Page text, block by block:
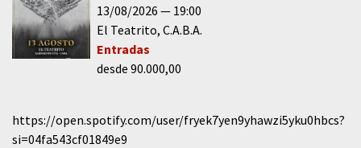
13/08/2026
19:00
El Teatrito C.A.B.A.
Entradas
desde 90.000,00
https://open.spotify.com/user/fryek7yen9yhawzi5yku0hbcs?
si=04fa543cf01849e9